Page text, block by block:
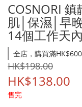
COSNORI
肌│保濕│早
14個工作天內
全店，購買滿
HK$198.00
HK$138.00
售完